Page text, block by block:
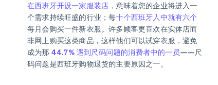
在西班牙开设一家服装店 ，意味着您的企业将进入一
个需求持续旺盛的行业；每十个西班牙人中就有六个
每月会购买一件新衣服。许多顾客更喜欢在实体店而
非网上购买这类商品，这样他们可以试穿衣服，避免
成为那 44.7% 遇到尺码问题的消费者中的一员——尺
码问题是西班牙购物退货的主要原因之一。